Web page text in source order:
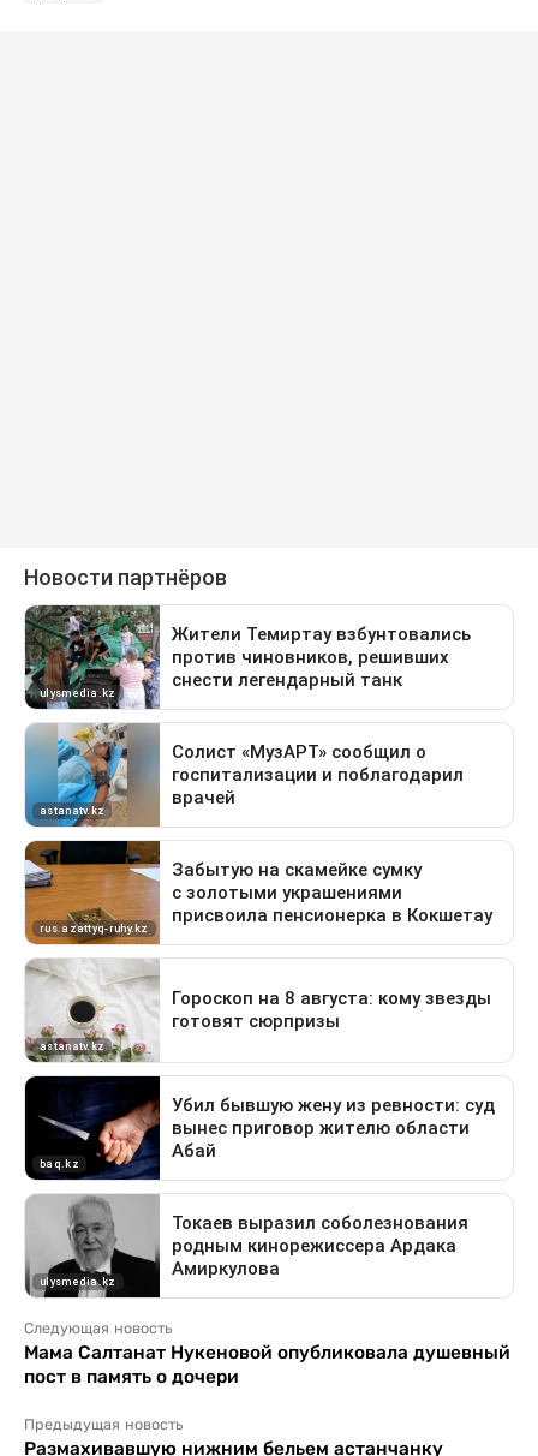
Следующая новость
Мама Салтанат Нукеновой опубликовала душевный
пост в память о дочери
Предыдущая новость
Размахивавшую нижним бельем астанчанку